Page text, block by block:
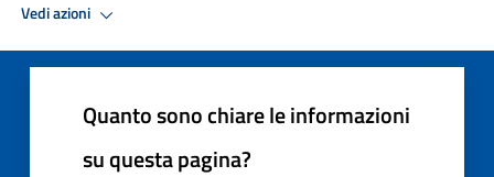
Vedi azioni
Quanto sono chiare le informazioni
su questa pagina?